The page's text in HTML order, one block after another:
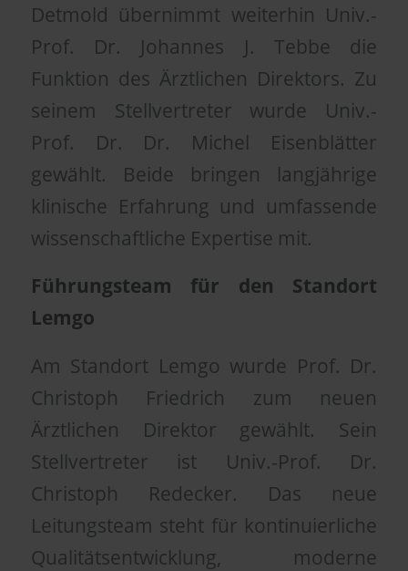
Detmold übernimmt weiterhin Univ.-
Prof. Dr. Johannes J. Tebbe die
Funktion des Ärztlichen Direktors. Zu
seinem Stellvertreter wurde Univ.-
Prof. Dr. Dr. Michel Eisenblätter
gewählt. Beide bringen langjährige
klinische Erfahrung und umfassende
wissenschaftliche Expertise mit.
Führungsteam für den Standort
Lemgo
Am Standort Lemgo wurde Prof. Dr.
Christoph Friedrich zum neuen
Ärztlichen Direktor gewählt. Sein
Stellvertreter ist Univ.-Prof. Dr.
Christoph Redecker. Das neue
Leitungsteam steht für kontinuierliche
Qualitätsentwicklung, moderne